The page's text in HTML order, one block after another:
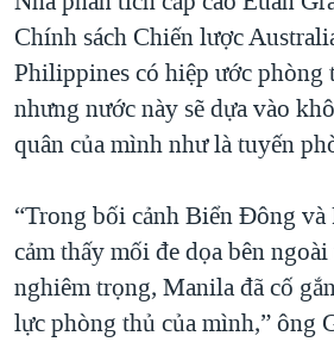
Chính sách Chiến lược
Philippines có hiệp ước
nhưng nước này sẽ dựa vào
quân của mình như là tuyến
“Trong bối cảnh Biển Đông
cảm thấy mối đe dọa bên
nghiêm trọng, Manila đã cố
lực phòng thủ của mình,” ông